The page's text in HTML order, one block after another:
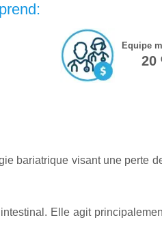
Equipe
20
bariatrique visant une perte
Elle agit